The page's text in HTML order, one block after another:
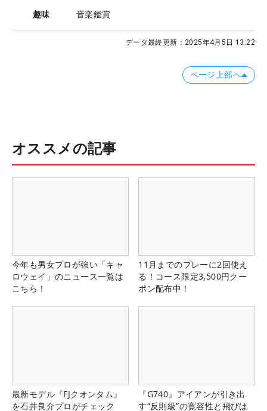
趣味 音楽鑑賞
データ最終更新： 2025年4月5日 13:22
ページ上部へ
オススメの記事
今年も男女プロが強い「キャ
ロウェイ」のニュース一覧は
こちら！
11月までのプレーに2回使え
る！コース限定3,500円クー
ポン配布中！
最新モデル『FJクオンタム』
を石井良介プロがチェック
『G740』アイアンが引き出
す“反則級”の寛容性と飛びは